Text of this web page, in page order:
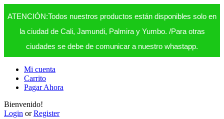
ATENCIÓN:Todos nuestros productos están disponibles solo en
la ciudad de Cali, Jamundi, Palmira y Yumbo. /Para otras
ciudades se debe de comunicar a nuestro whastapp.
Mi cuenta
Carrito
Pagar Ahora
Bienvenido!
Login orRegister